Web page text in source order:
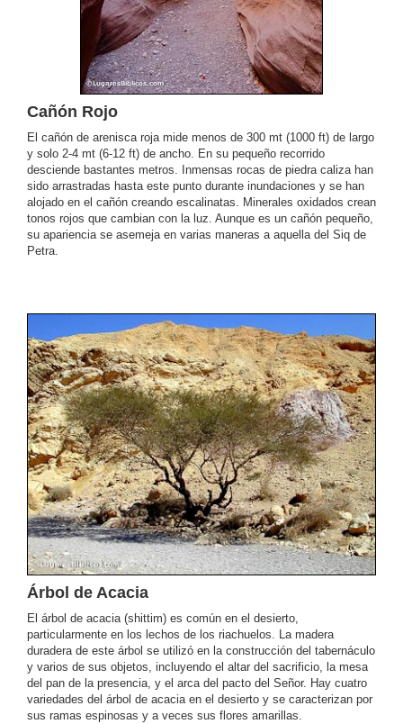
Cañón Rojo
El cañón de arenisca roja mide menos de 300 mt (1000 ft) de largo
y solo 2-4 mt (6-12 ft) de ancho. En su pequeño recorrido
desciende bastantes metros. Inmensas rocas de piedra caliza han
sido arrastradas hasta este punto durante inundaciones y se han
alojado en el cañón creando escalinatas. Minerales oxidados crean
tonos rojos que cambian con la luz. Aunque es un cañón pequeño,
su apariencia se asemeja en varias maneras a aquella del Siq de
Petra.
Árbol de Acacia
El árbol de acacia (shittim) es común en el desierto,
particularmente en los lechos de los riachuelos. La madera
duradera de este árbol se utilizó en la construcción del tabernáculo
y varios de sus objetos, incluyendo el altar del sacrificio, la mesa
del pan de la presencia, y el arca del pacto del Señor. Hay cuatro
variedades del árbol de acacia en el desierto y se caracterizan por
sus ramas espinosas y a veces sus flores amarillas.